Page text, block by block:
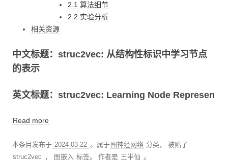
2.1 算法细节
2.2 实验分析
相关资源
中文标题：struc2vec: 从结构性标识中学习节点
的表示
英文标题：struc2vec: Learning Node Represen
Read more
本条目发布于 2024-03-22 。属于 图神经网络 分类， 被贴了
struc2vec ， 图嵌入 标签。作者是 王半仙 。